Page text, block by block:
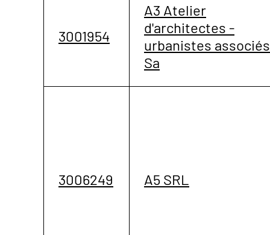
3001954
A3 Atelier
d'architectes -
urbanistes associés
Sa
3006249 A5 SRL